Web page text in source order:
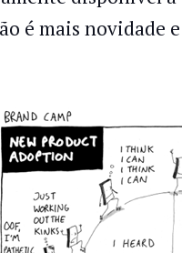
é mais novidade